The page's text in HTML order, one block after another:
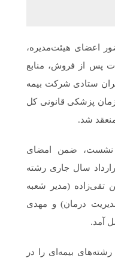
اعضای هیئت‌مدیره،
پس از فروش، منابع
ستادی شرکت بیمه
پزشکی قانونی کل
شد.
نشست، ضمن امضای
سال جاری رشته
تقی‌زاده (مدیر شعبه
درمان) و مهدی
آمد.
بیمه‌ای را در